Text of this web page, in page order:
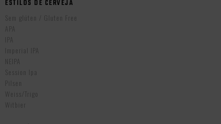
ESTILOS DE CERVEJA
Sem glúten / Gluten Free
APA
IPA
Imperial IPA
NEIPA
Session Ipa
Pilsen
Weiss/Trigo
Witbier